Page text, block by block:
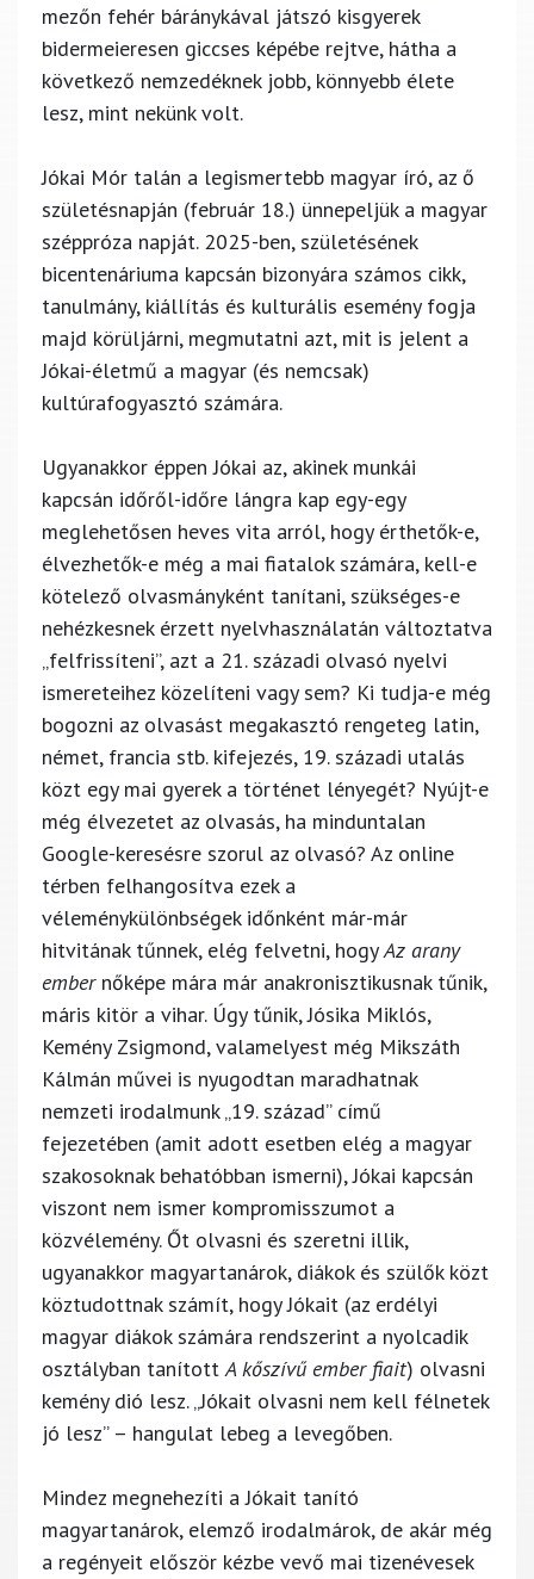
mezőn fehér báránykával játszó kisgyerek
bidermeieresen giccses képébe rejtve, hátha a
következő nemzedéknek jobb, könnyebb élete
lesz, mint nekünk volt.
Jókai Mór talán a legismertebb magyar író, az ő
születésnapján (február 18.) ünnepeljük a magyar
széppróza napját. 2025-ben, születésének
bicentenáriuma kapcsán bizonyára számos cikk,
tanulmány, kiállítás és kulturális esemény fogja
majd körüljárni, megmutatni azt, mit is jelent a
Jókai-életmű a magyar (és nemcsak)
kultúrafogyasztó számára.
Ugyanakkor éppen Jókai az, akinek munkái
kapcsán időről-időre lángra kap egy-egy
meglehetősen heves vita arról, hogy érthetők-e,
élvezhetők-e még a mai fiatalok számára, kell-e
kötelező olvasmányként tanítani, szükséges-e
nehézkesnek érzett nyelvhasználatán változtatva
„felfrissíteni”, azt a 21. századi olvasó nyelvi
ismereteihez közelíteni vagy sem? Ki tudja-e még
bogozni az olvasást megakasztó rengeteg latin,
német, francia stb. kifejezés, 19. századi utalás
közt egy mai gyerek a történet lényegét? Nyújt-e
még élvezetet az olvasás, ha minduntalan
Google-keresésre szorul az olvasó? Az online
térben felhangosítva ezek a
véleménykülönbségek időnként már-már
hitvitának tűnnek, elég felvetni, hogyAz arany
embernőképe mára már anakronisztikusnak tűnik,
máris kitör a vihar. Úgy tűnik, Jósika Miklós,
Kemény Zsigmond, valamelyest még Mikszáth
Kálmán művei is nyugodtan maradhatnak
nemzeti irodalmunk „19. század” című
fejezetében (amit adott esetben elég a magyar
szakosoknak behatóbban ismerni), Jókai kapcsán
viszont nem ismer kompromisszumot a
közvélemény. Őt olvasni és szeretni illik,
ugyanakkor magyartanárok, diákok és szülők közt
köztudottnak számít, hogy Jókait (az erdélyi
magyar diákok számára rendszerint a nyolcadik
osztályban tanítottA kőszívű ember fiait) olvasni
kemény dió lesz. „Jókait olvasni nem kell félnetek
jó lesz” – hangulat lebeg a levegőben.
Mindez megnehezíti a Jókait tanító
magyartanárok, elemző irodalmárok, de akár még
a regényeit először kézbe vevő mai tizenévesek